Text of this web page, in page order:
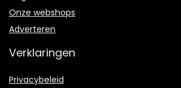
Onze webshops
Adverteren
Verklaringen
Privacybeleid